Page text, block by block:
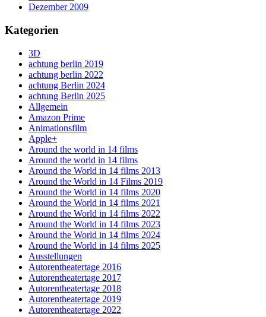
Dezember 2009
Kategorien
3D
achtung berlin 2019
achtung berlin 2022
achtung Berlin 2024
achtung Berlin 2025
Allgemein
Amazon Prime
Animationsfilm
Apple+
Around the world in 14 films
Around the world in 14 films
Around the World in 14 films 2013
Around the World in 14 Films 2019
Around the World in 14 films 2020
Around the World in 14 films 2021
Around the World in 14 films 2022
Around the World in 14 films 2023
Around the World in 14 films 2024
Around the World in 14 films 2025
Ausstellungen
Autorentheatertage 2016
Autorentheatertage 2017
Autorentheatertage 2018
Autorentheatertage 2019
Autorentheatertage 2022